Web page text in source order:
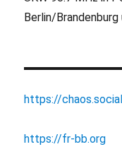
Berlin/Brandenburg
https://
https://fr-bb.org